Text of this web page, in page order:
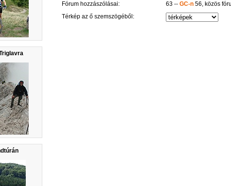
Fórum hozzászólásai:
63 -- GC-n56, közös
Térkép az ő szemszögéből: